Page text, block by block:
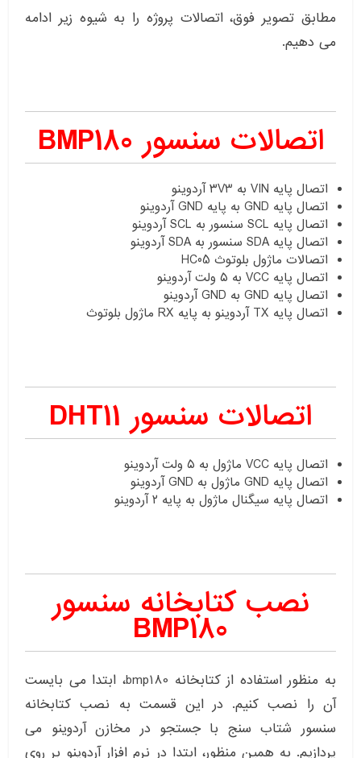
مطابق تصویر فوق، اتصالات پروژه را به شیوه زیر ادامه
می دهیم.
اتصالات سنسور BMP180
اتصال پایه VIN به ۳V3 آردوینو
اتصال پایه GND به پایه GND آردوینو
اتصال پایه SCL سنسور به SCL آردوینو
اتصال پایه SDA سنسور به SDA آردوینو
اتصالات ماژول بلوتوث HC05
اتصال پایه VCC به ۵ ولت آردوینو
اتصال پایه GND به GND آردوینو
اتصال پایه TX آردوینو به پایه RX ماژول بلوتوث
اتصالات سنسور DHT11
اتصال پایه VCC ماژول به ۵ ولت آردوینو
اتصال پایه GND ماژول به GND آردوینو
اتصال پایه سیگنال ماژول به پایه ۲ آردوینو
نصب کتابخانه سنسور
BMP180
به منظور استفاده از کتابخانه bmp180، ابتدا می بایست
آن را نصب کنیم. در این قسمت به نصب کتابخانه
سنسور شتاب سنج با جستجو در مخازن آردوینو می
پردازیم. به همین منظور، ابتدا در نرم افزار آردوینو بر روی